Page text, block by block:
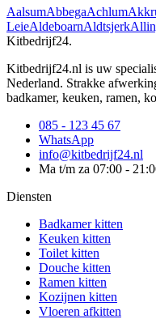
AalsumAbbegaAchlum
LeieAldeboarnAldtsjerk
Kitbedrijf24.
Kitbedrijf24.nl is uw
Nederland. Strakke
badkamer, keuken, ramen,
085 - 123 45 67
WhatsApp
info@kitbedrijf24.nl
Ma t/m za 07:00 -
Diensten
Badkamer kitten
Keuken kitten
Toilet kitten
Douche kitten
Ramen kitten
Kozijnen kitten
Vloeren afkitten